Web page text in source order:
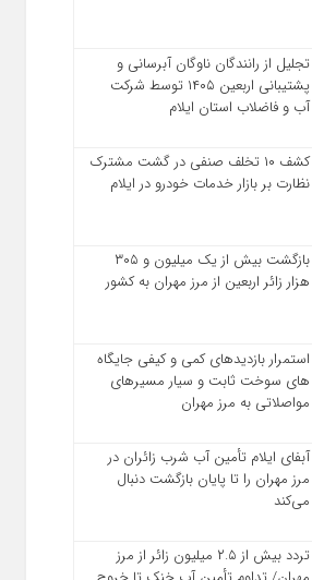
تجلیل از رانندگان ناوگان آبرسانی و
پشتیبانی اربعین ۱۴۰۵ توسط شرکت
آب و فاضلاب استان ایلام
کشف ۱۰ تخلف صنفی در گشت مشترک
نظارت بر بازار خدمات خودرو در ایلام
بازگشت بیش از یک میلیون و ۳۰۵
هزار زائر اربعین از مرز مهران به کشور
استمرار بازدیدهای کمی و کیفی جایگاه‌
های سوخت ثابت و سیار مسیرهای
مواصلاتی به مرز مهران
آبفای ایلام تأمین آب شرب زائران در
مرز مهران را تا پایان بازگشت دنبال
می‌کند
تردد بیش از ۲.۵ میلیون زائر از مرز